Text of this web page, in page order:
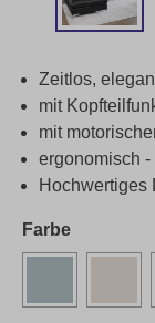
Zeitlos,
mit
mit
ergonomisch
Hochwertiges
Farbe